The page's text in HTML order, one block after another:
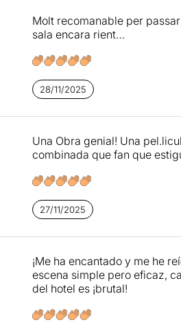
Molt recomanable per
sala encara rient…
28/11/2025
Una Obra genial! Una
combinada que fan que
27/11/2025
¡Me ha encantado y me he
escena simple pero eficaz,
del hotel es ¡brutal!